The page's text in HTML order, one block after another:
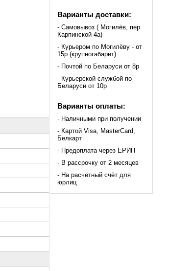
Варианты доставки:
- Самовывоз ( Могилёв, пер
Карпинской 4а)
- Курьером по Могилёву - от
15р (крупногабарит)
- Почтой по Беларуси от 8р
- Курьерской службой по
Беларуси от 10р
Варианты оплаты:
- Наличными при получении
- Картой Visa, MasterCard,
Белкарт
- Предоплата через ЕРИП
- В рассрочку от 2 месяцев
- На расчётный счёт для
юрлиц